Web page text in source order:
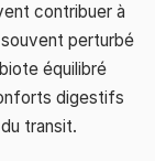
contribuer à
perturbé
équilibré
digestifs
transit.